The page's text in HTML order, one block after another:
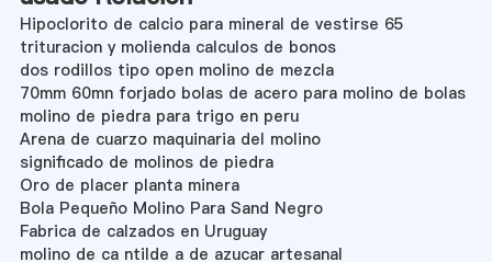
Hipoclorito de calcio para mineral de vestirse 65
trituracion y molienda calculos de bonos
dos rodillos tipo open molino de mezcla
70mm 60mn forjado bolas de acero para molino de bolas
molino de piedra para trigo en peru
Arena de cuarzo maquinaria del molino
significado de molinos de piedra
Oro de placer planta minera
Bola Pequeño Molino Para Sand Negro
Fabrica de calzados en Uruguay
molino de ca ntilde a de azucar artesanal